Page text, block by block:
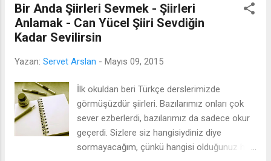
bunu açık ve net bir şekilde görebiliyoruz.
Ama sizler şunu da bilmeniz gerekir ki
çoğunuz biliyorsunuzdur; "Herhangi bir
yapabiliriz." İşte bende şimdi sizlere tam da
bunlardan bahsedeceğim. Yani okuma
isteyiniz(noktanız) düştüğü zaman ne tür
şeyler yapabileceğinizden bahsedeceğim ve
eski halinize dönebilmeniz için
yapabileceklerinizi sıralayacağım. 1- Doğru
Kitabı Okuduğunuzdan Emin Olun Aslında
Bir Anda Şiirleri Sevmek - Şiirleri
Anlamak - Can Yücel Şiiri Sevdiğin
Kadar Sevilirsin
Yazan: Servet Arslan - Mayıs 09, 2015
İlk okuldan beri Türkçe derslerimizde
görmüşüzdür şiirleri. Bazılarımız onları çok
sever ezberlerdi, bazılarımız da sadece okur
geçerdi. Sizlere siz hangisiydiniz diye
sormayacağım, çünkü hangisi olduğunuz hiç